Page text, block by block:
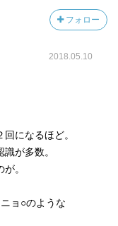
フォロー
2018.05.10
になるほど。
が多数。
。
ョ○のような